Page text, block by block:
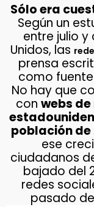
Sólo era
Según un
entre julio y
Unidos, las
prensa
como
No hay que
con webs
población de
ese
ciudadanos
bajado del
redes
pasado